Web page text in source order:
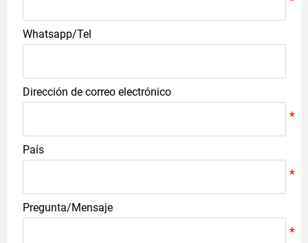
Whatsapp/Tel
Dirección de correo electrónico
País
Pregunta/Mensaje